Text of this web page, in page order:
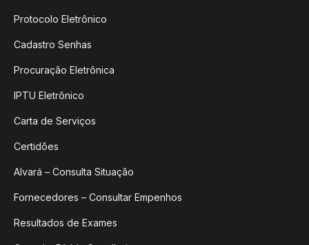
Protocolo Eletrônico
Cadastro Senhas
Procuração Eletrônica
IPTU Eletrônico
Carta de Serviços
Certidões
Alvará – Consulta Situação
Fornecedores – Consultar Empenhos
Resultados de Exames